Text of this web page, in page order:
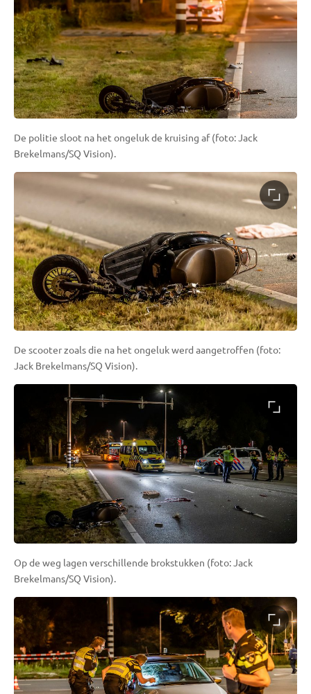
De politie sloot na het ongeluk de kruising af (foto: Jack
Brekelmans/SQ Vision).
De scooter zoals die na het ongeluk werd aangetroffen (foto:
Jack Brekelmans/SQ Vision).
Op de weg lagen verschillende brokstukken (foto: Jack
Brekelmans/SQ Vision).